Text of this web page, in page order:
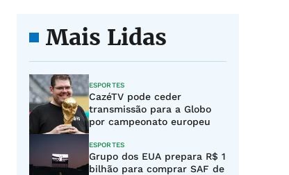
Mais Lidas
ESPORTES
CazéTV pode ceder
transmissão para a Globo
por campeonato europeu
ESPORTES
Grupo dos EUA prepara R$ 1
bilhão para comprar SAF de